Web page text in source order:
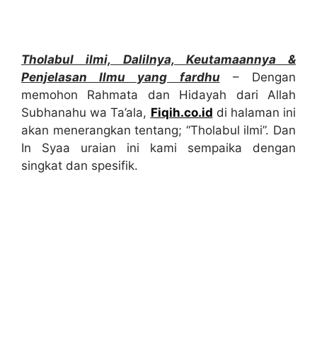
Tholabul ilmi, Dalilnya, Keutamaannya &
Penjelasan Ilmu yang fardhu– Dengan
memohon Rahmata dan Hidayah dari Allah
Subhanahu wa Ta’ala, Fiqih.co.id di halaman ini
akan menerangkan tentang; “Tholabul ilmi”. Dan
In Syaa uraian ini kami sempaika dengan
singkat dan spesifik.